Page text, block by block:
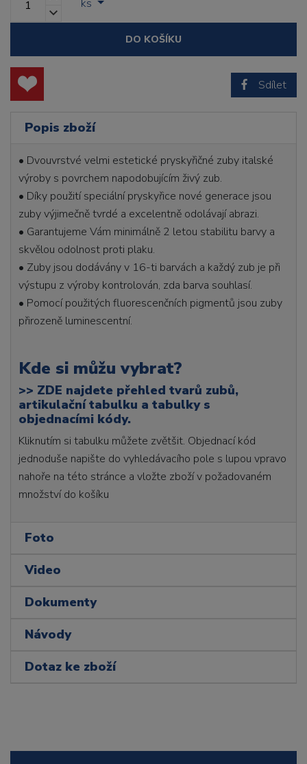
ks
DO KOŠÍKU
Sdílet
Popis zboží
• Dvouvrstvé velmi estetické pryskyřičné zuby italské
výroby s povrchem napodobujícím živý zub.
• Díky použití speciální pryskyřice nové generace jsou
zuby výjimečně tvrdé a excelentně odolávají abrazi.
• Garantujeme Vám minimálně 2 letou stabilitu barvy a
skvělou odolnost proti plaku.
• Zuby jsou dodávány v 16-ti barvách a každý zub je při
výstupu z výroby kontrolován, zda barva souhlasí.
• Pomocí použitých fluorescenčních pigmentů jsou zuby
přirozeně luminescentní.
Kde si můžu vybrat?
>> ZDE najdete přehled tvarů zubů,
artikulační tabulku a tabulky s
objednacími kódy.
Kliknutím si tabulku můžete zvětšit. Objednací kód
jednoduše napište do vyhledávacího pole s lupou vpravo
nahoře na této stránce a vložte zboží v požadovaném
množství do košíku
Foto
Video
Dokumenty
Návody
Dotaz ke zboží